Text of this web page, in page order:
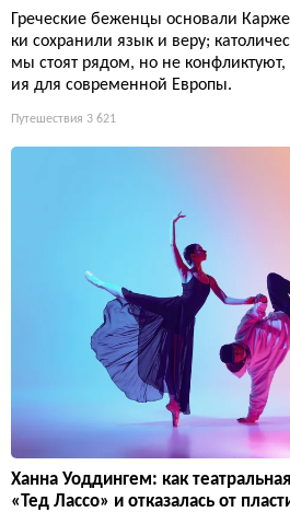
Греческие беженцы основали
ки сохранили язык и веру;
мы стоят рядом, но не
ия для современной Европы.
Путешествия 3 621
Ханна Уоддингем: как
«Тед Лассо» и отказалась от